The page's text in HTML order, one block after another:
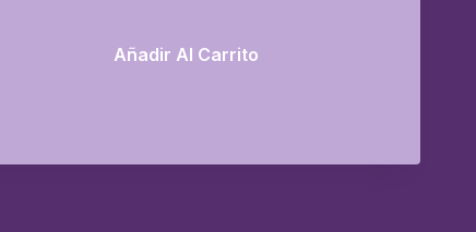
Añadir Al Carrito